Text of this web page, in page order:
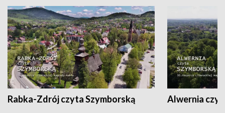
Rabka-Zdrój czyta Szymborską Alwernia